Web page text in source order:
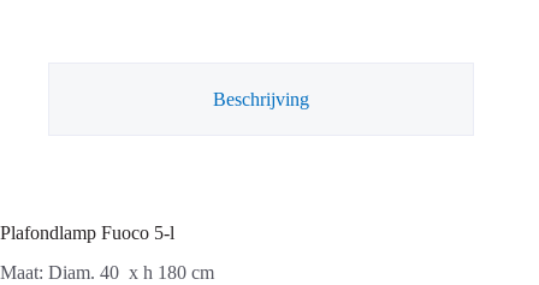
Beschrijving
Plafondlamp Fuoco 5-l
Maat: Diam. 40 x h 180 cm